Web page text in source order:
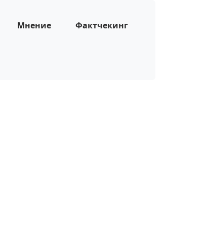
Мнение Фактчекинг